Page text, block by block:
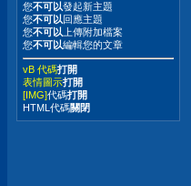
您不可以發起新主題
您不可以回應主題
您不可以上傳附加檔案
您不可以編輯您的文章
vB 代碼打開
表情圖示打開
[IMG]代碼打開
HTML代碼關閉